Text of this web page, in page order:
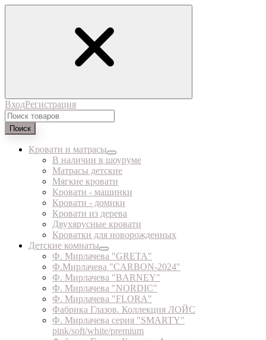
ВходРегистрация
Поиск
Кровати и матрасы
В наличии в шоуруме
Матрасы детские
Мягкие кровати
Кровати - машинки
Кровати - домики
Кровати из дерева
Двухярусные кровати
Кроватки для новорожденных
Детские комнаты
Ф. Мирлачева "GRETA"
Ф.Мирлачева "CARBON-2024"
Ф. Мирлачева "BARNEY"
Ф. Мирлачева "NORDIC"
Ф. Мирлачева "FLORA"
Фабрика Глазов. Коллекция ЛОЙС
Ф. Мирлачева серия "SMARTY"
pink/soft/white/premium